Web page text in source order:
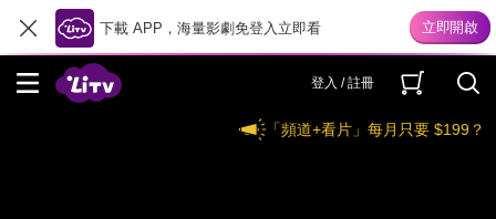
下載 APP，海量影劇免登入立即看
登入 / 註冊
「頻道+看片」每月只要 $199？